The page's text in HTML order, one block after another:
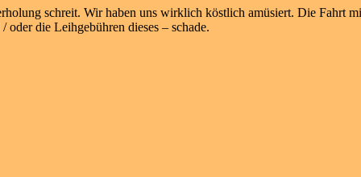
schreit. Wir haben uns wirklich köstlich amüsiert. Die Fahrt
oder die Leihgebühren dieses – schade.